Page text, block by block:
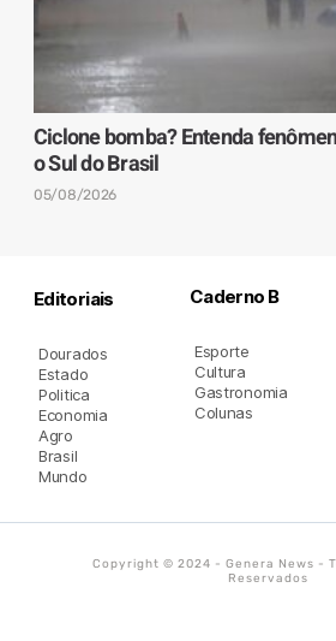
Ciclone bomba? Entenda
o Sul do Brasil
05/08/2026
Editoriais
Dourados
Estado
Politica
Economia
Agro
Brasil
Mundo
Caderno B
Esporte
Cultura
Gastronomia
Colunas
Copyright © 2024 - Genera News -
Reservados